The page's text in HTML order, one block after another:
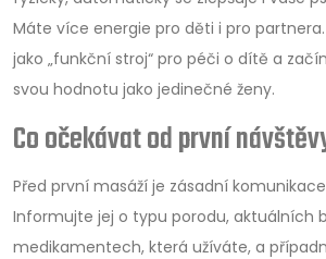
Máte více energie pro děti i pro
jako „funkční stroj“ pro péči o dítě a
svou hodnotu jako jedinečné ženy.
Co očekávat od první
Před první masáží je zásadní
Informujte jej o typu porodu, aktuálních
medikamentech, která užíváte, a